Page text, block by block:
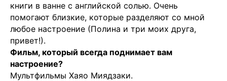
книги в ванне с английской солью. Очень
помогают близкие, которые разделяют со мной
любое настроение (Полина и три моих друга,
привет!).
Фильм, который всегда поднимает вам
настроение?
Мультфильмы Хаяо Миядзаки.